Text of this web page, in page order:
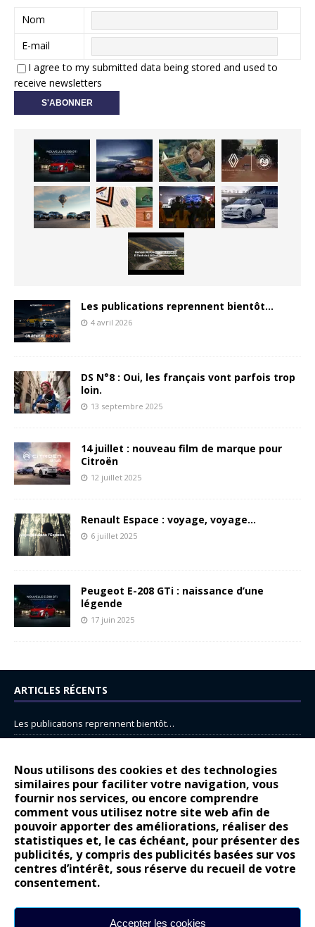
Nous utilisons des cookies et des technologies
similaires pour faciliter votre navigation, vous
fournir nos services, ou encore comprendre
comment vous utilisez notre site web afin de
pouvoir apporter des améliorations, réaliser des
statistiques et, le cas échéant, pour présenter des
publicités, y compris des publicités basées sur vos
centres d’intérêt, sous réserve du recueil de votre
consentement.
Accepter les cookies
Nom
E-mail
I agree to my submitted data being stored and used to
receive newsletters
Les publications reprennent bientôt…
4 avril 2026
DS N°8 : Oui, les français vont parfois trop
loin.
13 septembre 2025
14 juillet : nouveau film de marque pour
Citroën
12 juillet 2025
Renault Espace : voyage, voyage…
6 juillet 2025
Peugeot E-208 GTi : naissance d’une
légende
17 juin 2025
ARTICLES RÉCENTS
Les publications reprennent bientôt…
14 juillet : nouveau film de marque pour Citroën
Renault Espace : voyage, voyage…
Peugeot E-208 GTi : naissance d’une légende
COMMENTAIRES RÉCENTS
Bernard DardartdansDacia Sandero : pour les gens vrais
Alpine A290 : L’irrésistible attraction de la légèreté